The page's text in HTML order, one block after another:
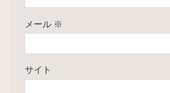
メール ※
サイト